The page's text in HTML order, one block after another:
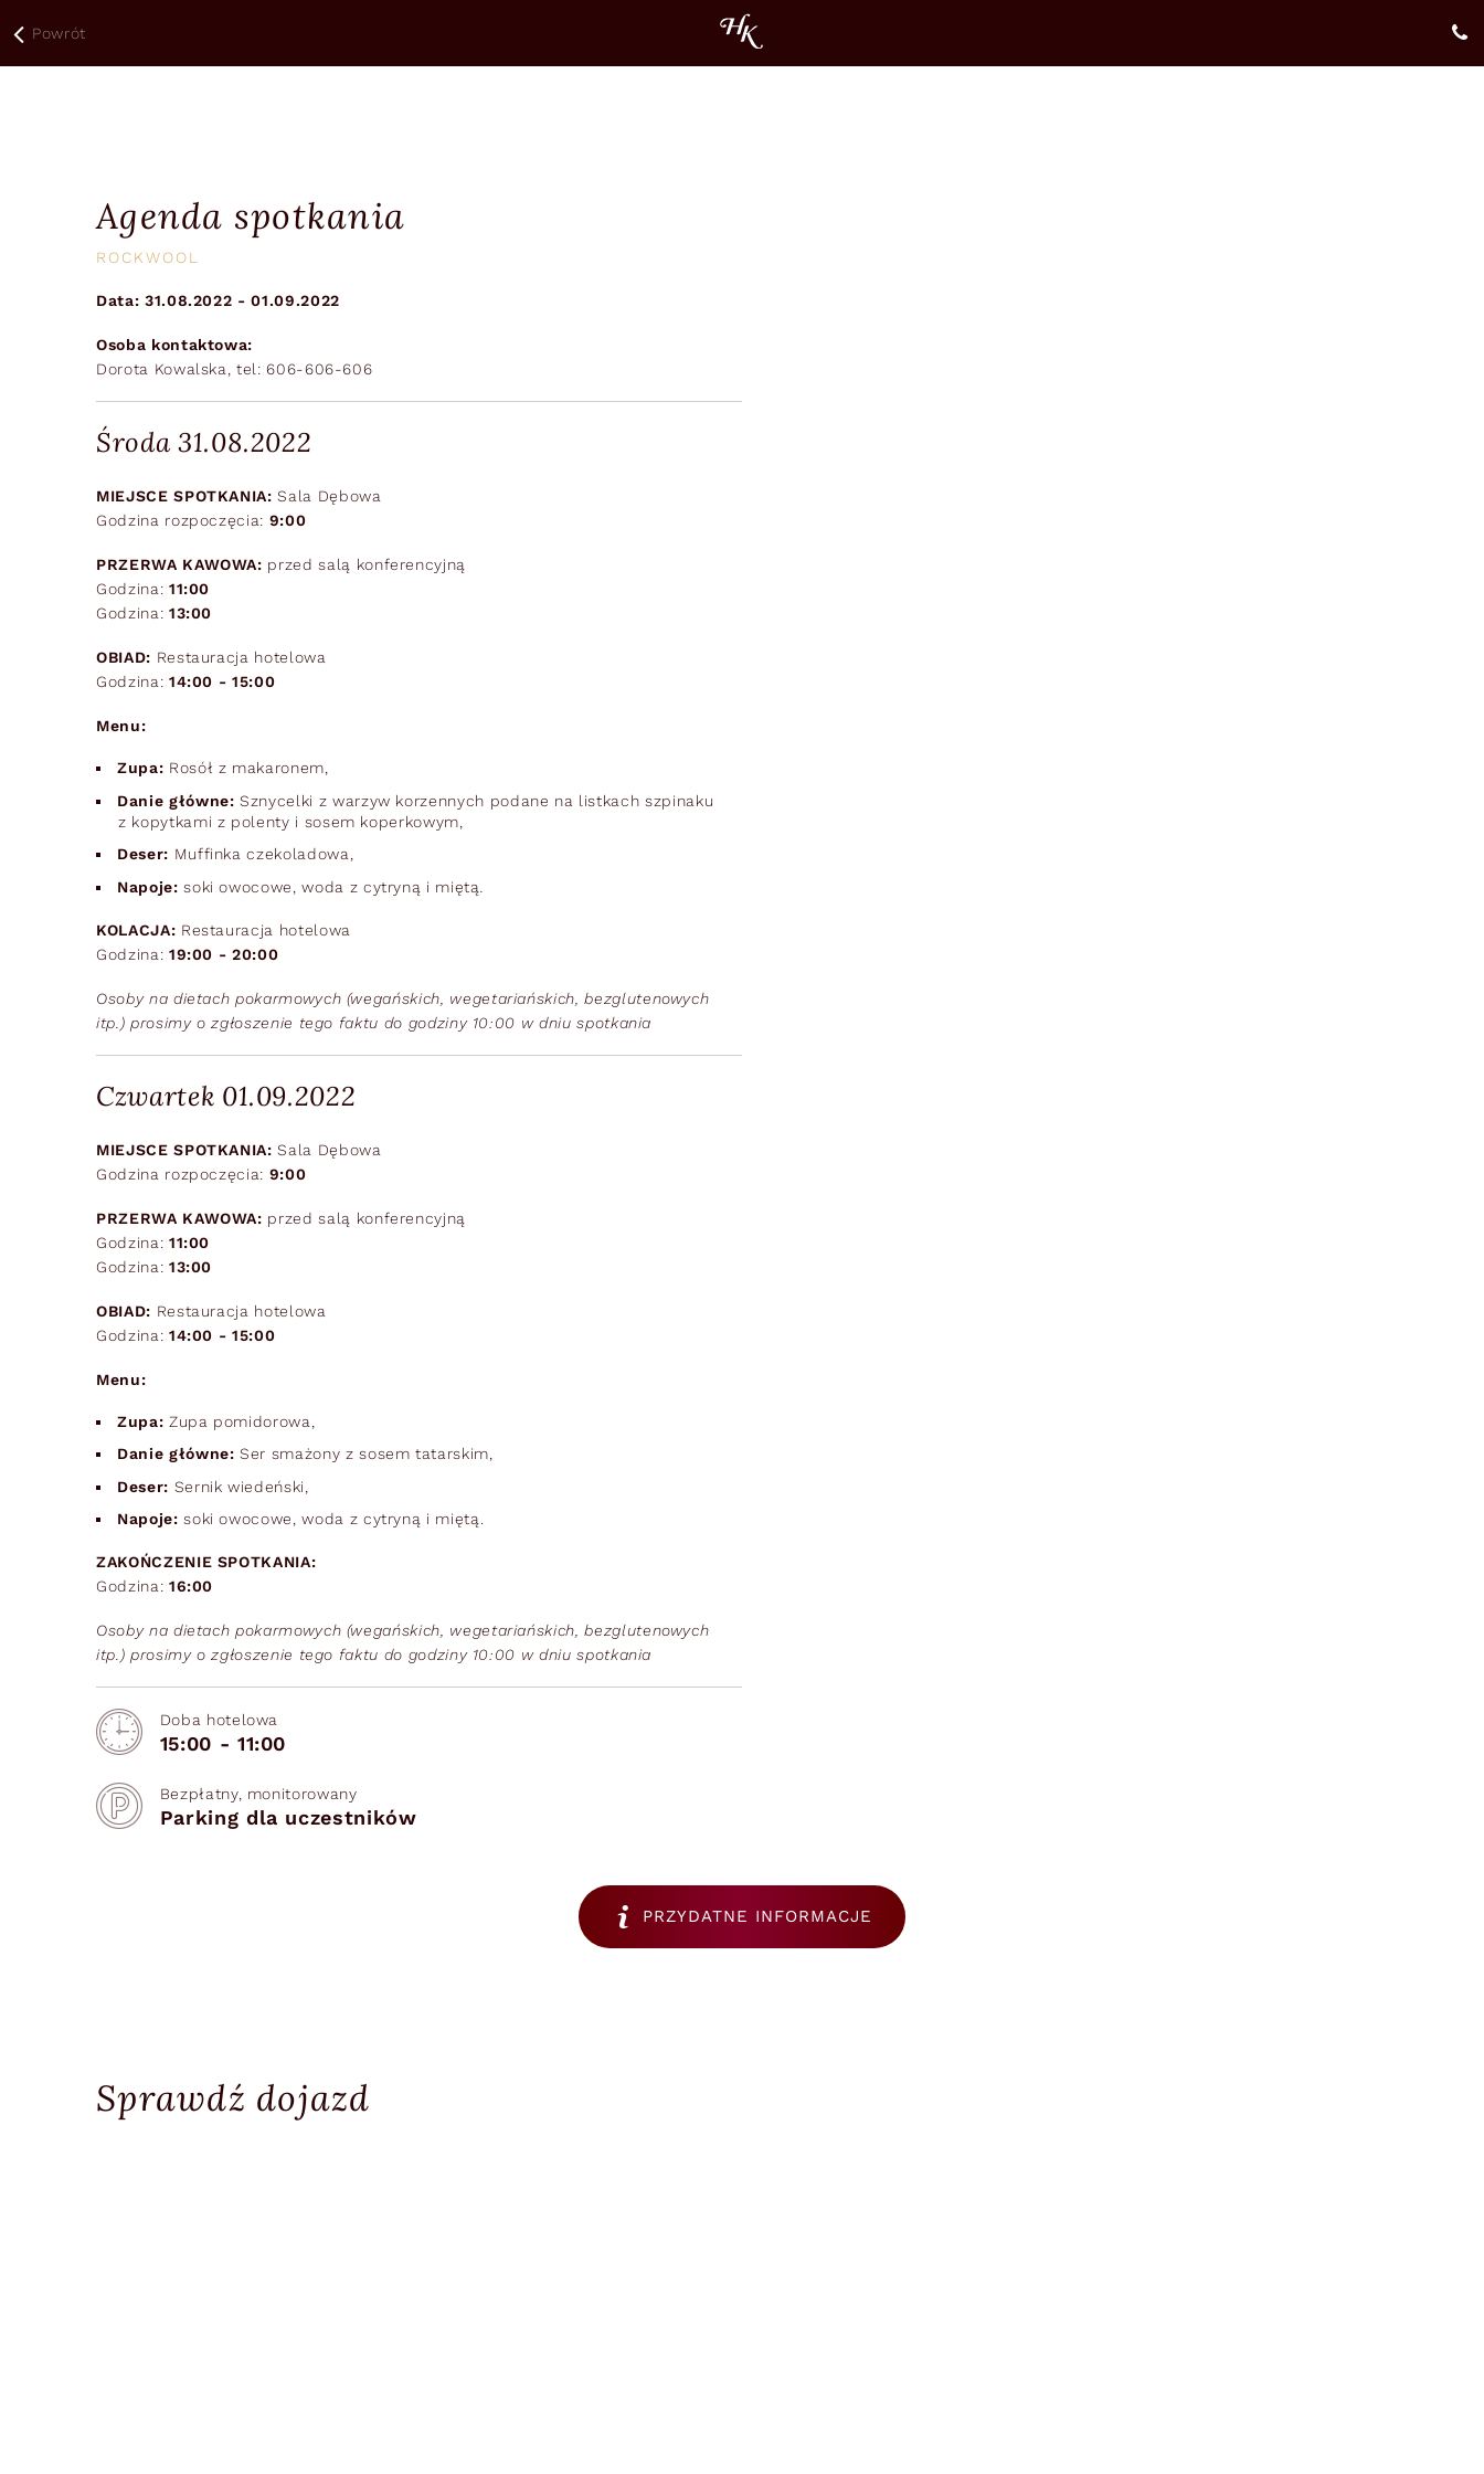
Powrót
Agenda spotkania
ROCKWOOL
Data: 31.08.2022 - 01.09.2022
Osoba kontaktowa:
Dorota Kowalska, tel: 606-606-606
Środa 31.08.2022
MIEJSCE SPOTKANIA:Sala Dębowa
Godzina rozpoczęcia: 9:00
PRZERWA KAWOWA: przed salą konferencyjną
Godzina: 11:00
Godzina: 13:00
OBIAD: Restauracja hotelowa
Godzina: 14:00 - 15:00
Menu:
Zupa: Rosół z makaronem,
Danie główne:Sznycelki z warzyw korzennych podane na listkach szpinaku
z kopytkami z polenty i sosem koperkowym,
Deser: Muffinka czekoladowa,
Napoje: soki owocowe, woda z cytryną i miętą
KOLACJA: Restauracja hotelowa
Godzina: 19:00 - 20:00
Osoby na dietach pokarmowych (wegańskich, wegetariańskich, bezglutenowych
itp.) prosimy o zgłoszenie tego faktu do godziny 10:00 w dniu spotkania
Czwartek 01.09.2022
MIEJSCE SPOTKANIA:Sala Dębowa
Godzina rozpoczęcia: 9:00
PRZERWA KAWOWA: przed salą konferencyjną
Godzina: 11:00
Godzina: 13:00
OBIAD: Restauracja hotelowa
Godzina: 14:00 - 15:00
Menu:
Zupa: Zupa pomidorowa,
Danie główne:Ser smażony z sosem tatarskim,
Deser: Sernik wiedeński,
Napoje: soki owocowe, woda z cytryną i miętą.
ZAKOŃCZENIE SPOTKANIA:
Godzina: 16:00
Osoby na dietach pokarmowych (wegańskich, wegetariańskich, bezglutenowych
itp.) prosimy o zgłoszenie tego faktu do godziny 10:00 w dniu spotkania
Doba hotelowa
15:00 - 11:00
Bezpłatny, monitorowany
Parking dla uczestników
PRZYDATNE INFORMACJE
Sprawdź dojazd